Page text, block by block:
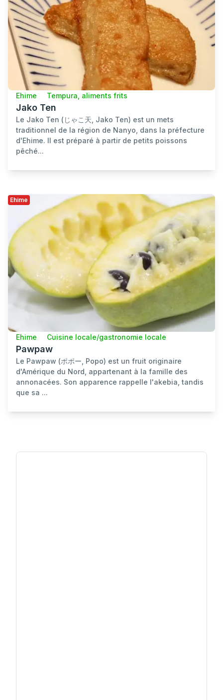
Ehime Tempura, aliments frits
Jako Ten
Le Jako Ten (じゃこ天, Jako Ten) est un mets
traditionnel de la région de Nanyo, dans la préfecture
d'Ehime. Il est préparé à partir de petits poissons
pêché...
Ehime
Ehime Cuisine locale/gastronomie locale
Pawpaw
Le Pawpaw (ポポー, Popo) est un fruit originaire
d'Amérique du Nord, appartenant à la famille des
annonacées. Son apparence rappelle l'akebia, tandis
que sa ...